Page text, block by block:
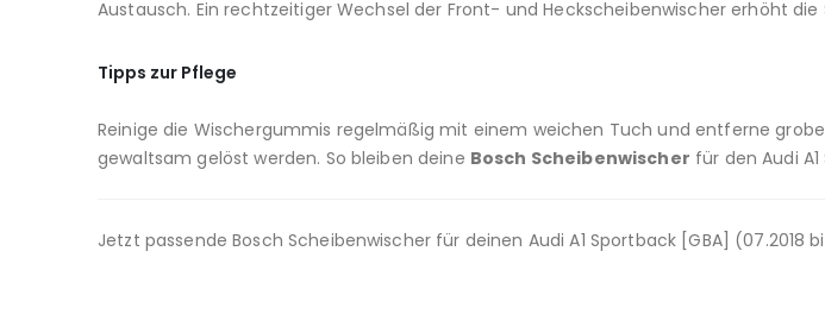
Austausch. Ein rechtzeitiger Wechsel der Front- und Heckscheibenwischer erhöht
Tipps zur Pflege
Reinige die Wischergummis regelmäßig mit einem weichen Tuch und entferne
gewaltsam gelöst werden. So bleiben deine Bosch Scheibenwischer für den Audi
Jetzt passende Bosch Scheibenwischer für deinen Audi A1 Sportback [GBA]